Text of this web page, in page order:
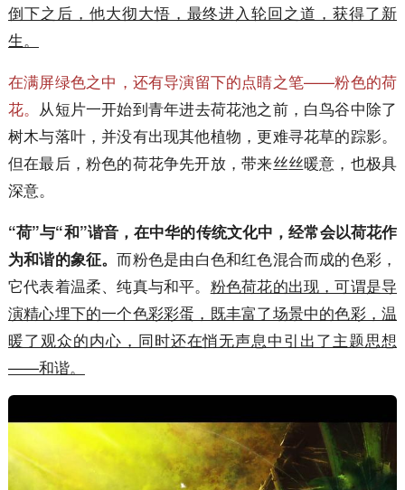
倒下之后，他大彻大悟，最终进入轮回之道，获得了新
生。
在满屏绿色之中，还有导演留下的点睛之笔——粉色的荷
花。 从短片一开始到青年进去荷花池之前，白鸟谷中除了
树木与落叶，并没有出现其他植物，更难寻花草的踪影。
但在最后，粉色的荷花争先开放，带来丝丝暖意，也极具
深意。
“荷”与“和”谐音，在中华的传统文化中，经常会以荷花作
为和谐的象征。而粉色是由白色和红色混合而成的色彩，
它代表着温柔、纯真与和平。 粉色荷花的出现，可谓是导
演精心埋下的一个色彩彩蛋，既丰富了场景中的色彩，温
暖了观众的内心，同时还在悄无声息中引出了主题思想
——和谐。